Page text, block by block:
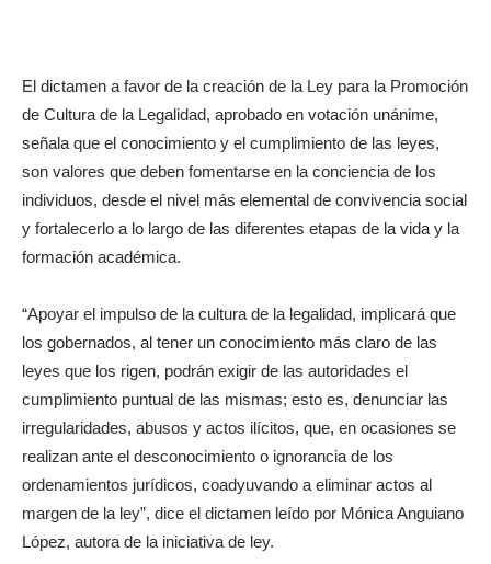
El dictamen a favor de la creación de la Ley para la Promoción
de Cultura de la Legalidad, aprobado en votación unánime,
señala que el conocimiento y el cumplimiento de las leyes,
son valores que deben fomentarse en la conciencia de los
individuos, desde el nivel más elemental de convivencia social
y fortalecerlo a lo largo de las diferentes etapas de la vida y la
formación académica.
“Apoyar el impulso de la cultura de la legalidad, implicará que
los gobernados, al tener un conocimiento más claro de las
leyes que los rigen, podrán exigir de las autoridades el
cumplimiento puntual de las mismas; esto es, denunciar las
irregularidades, abusos y actos ilícitos, que, en ocasiones se
realizan ante el desconocimiento o ignorancia de los
ordenamientos jurídicos, coadyuvando a eliminar actos al
margen de la ley”, dice el dictamen leído por Mónica Anguiano
López, autora de la iniciativa de ley.